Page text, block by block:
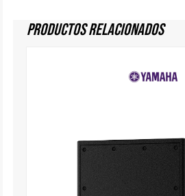
Productos Relacionados